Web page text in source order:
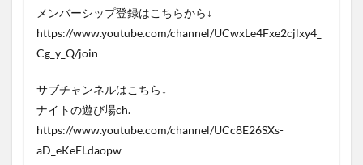
メンバーシップ登録はこちらから↓
https://www.youtube.com/channel/UCwxLe4Fxe2cjlxy4_
Cg_y_Q/join
サブチャンネルはこちら↓
ナイトの遊び場ch.
https://www.youtube.com/channel/UCc8E26SXs-
aD_eKeELdaopw